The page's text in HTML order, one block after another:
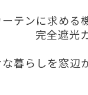
ーテンに求める
完全遮光
暮らしを窓辺